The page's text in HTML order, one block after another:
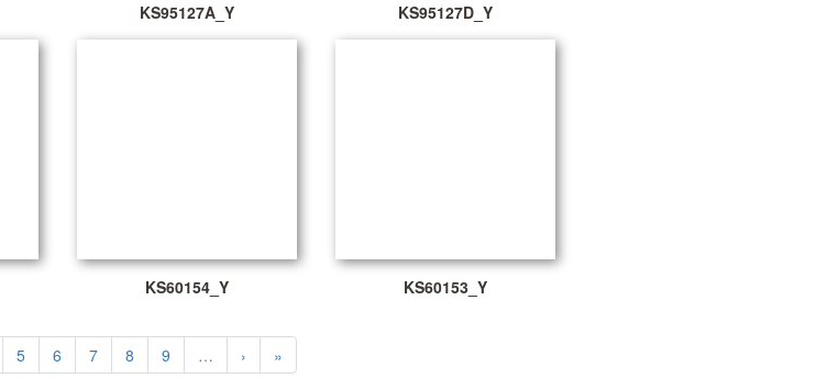
KS95127A_Y KS95127D_Y
KS60154_Y KS60153_Y
5 6 7 8 9 … › »